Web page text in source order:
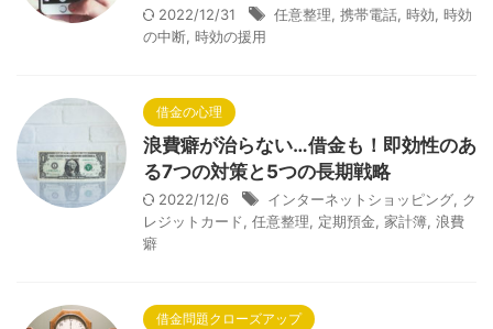
2022/12/31 任意整理, 携帯電話, 時効, 時効
の中断, 時効の援用
借金の心理
浪費癖が治らない…借金も！即効性のあ
る7つの対策と5つの長期戦略
2022/12/6 インターネットショッピング, ク
レジットカード, 任意整理, 定期預金, 家計簿, 浪費
癖
借金問題クローズアップ